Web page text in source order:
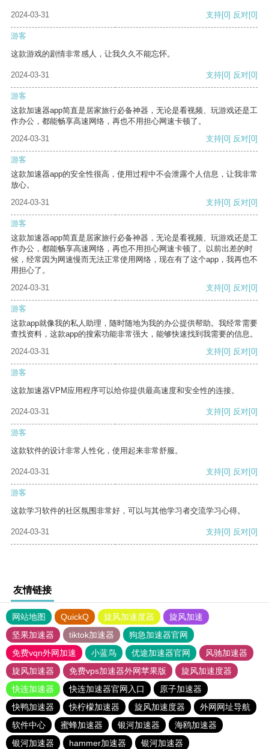
2024-03-31 支持[0] 反对[0]
游客
这款游戏的剧情非常感人，让我久久不能忘怀。
2024-03-31 支持[0] 反对[0]
游客
这款加速器app简直是居家旅行必备神器，无论是看视频、玩游戏还是工
作办公，都能畅享高速网络，再也不用担心网速卡顿了。
2024-03-31
支持[0] 反对[0]
游客
这款加速器app的安全性很高，使用过程中不会泄露个人信息，让我非常
放心。
2024-03-31
支持[0] 反对[0]
游客
这款加速器app简直是居家旅行必备神器，无论是看视频、玩游戏还是工
作办公，都能畅享高速网络，再也不用担心网速卡顿了。以前出差的时
候，经常因为网速慢而无法正常使用网络，现在有了这个app，我再也不
用担心了。
2024-03-31
支持[0] 反对[0]
游客
这款app就像我的私人助理，随时随地为我的办公提供帮助。我经常需要
查找资料，这款app的搜索功能非常强大，能够快速找到我需要的信息。
2024-03-31
支持[0] 反对[0]
游客
这款加速器VPM应用程序可以给你提供最高速度和安全性的连接。
2024-03-31 支持[0] 反对[0]
游客
这款软件的设计非常人性化，使用起来非常舒服。
2024-03-31 支持[0] 反对[0]
游客
这款学习软件的社区氛围非常好，可以与其他学习者交流学习心得。
2024-03-31 支持[0] 反对[0]
友情链接
网站地图 QuickQ 旋风加速度器
旋风加速
坚果加速器
tiktok加速器
狗急加速器官网
免费vqn外网加速
小蓝鸟 优途加速器官网
风驰加速器
旋风加速器
免费vps加速器外网苹果版
旋风加速度器
快连加速器
快连加速器官网入口
原子加速器
快鸭加速器
快柠檬加速器 旋风加速度器
外网网址导航
软件中心
蜜蜂加速器 银河加速器
海鸥加速器
银河加速器
hammer加速器 银河加速器